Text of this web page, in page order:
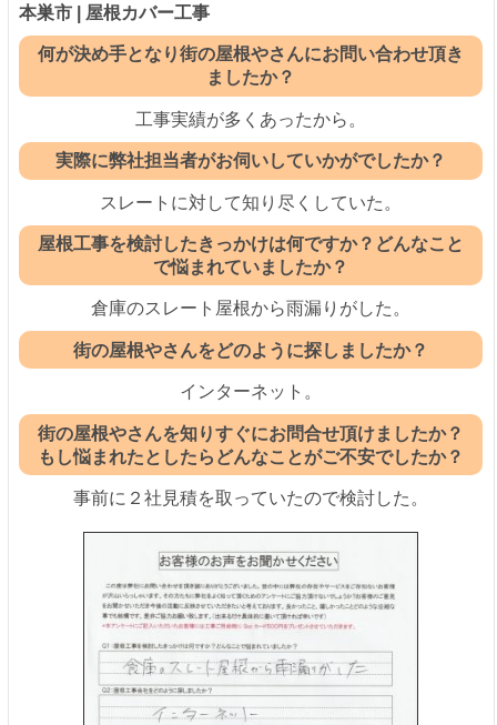
本巣市 | 屋根カバー工事
何が決め手となり街の屋根やさんにお問い合わせ頂き
ましたか？
工事実績が多くあったから。
実際に弊社担当者がお伺いしていかがでしたか？
スレートに対して知り尽くしていた。
屋根工事を検討したきっかけは何ですか？どんなこと
で悩まれていましたか？
倉庫のスレート屋根から雨漏りがした。
街の屋根やさんをどのように探しましたか？
インターネット。
街の屋根やさんを知りすぐにお問合せ頂けましたか？
もし悩まれたとしたらどんなことがご不安でしたか？
事前に２社見積を取っていたので検討した。